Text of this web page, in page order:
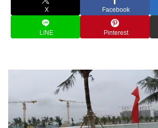
X Facebook
LINE Pinterest